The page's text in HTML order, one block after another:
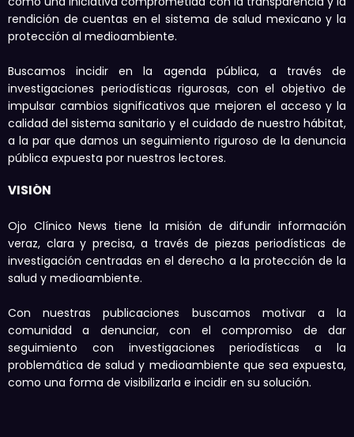
rendición de cuentas en el sistema de salud mexicano y la
protección al medioambiente.
Buscamos incidir en la agenda pública, a través de
investigaciones periodísticas rigurosas, con el objetivo de
impulsar cambios significativos que mejoren el acceso y la
calidad del sistema sanitario y el cuidado de nuestro hábitat,
a la par que damos un seguimiento riguroso de la denuncia
pública expuesta por nuestros lectores.
VISIÓN
Ojo Clínico News tiene la misión de difundir información
veraz, clara y precisa, a través de piezas periodísticas de
investigación centradas en el derecho a la protección de la
salud y medioambiente.
Con nuestras publicaciones buscamos motivar a la
comunidad a denunciar, con el compromiso de dar
seguimiento con investigaciones periodísticas a la
problemática de salud y medioambiente que sea expuesta,
como una forma de visibilizarla e incidir en su solución.